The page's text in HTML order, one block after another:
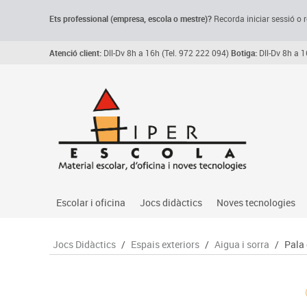
Ets professional (empresa, escolao mestre)? Recorda iniciar sessió o
Atenció client: Dll-Dv 8h a 16h (Tel. 972 222 094)Botiga: Dll-Dv 8h a
Escolar i oficina
Arxiu, carpetes i classificadors
Jocs didàctics
Primeres edats
Noves tecnologies
Audio
Connectivitat i
Jocs Didàctics / Espais exteriors / Aigua i sorra / Pala